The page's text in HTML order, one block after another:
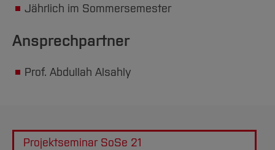
Jährlich im Sommersemester
Ansprechpartner
Prof. Abdullah Alsahly
Projektseminar SoSe 21